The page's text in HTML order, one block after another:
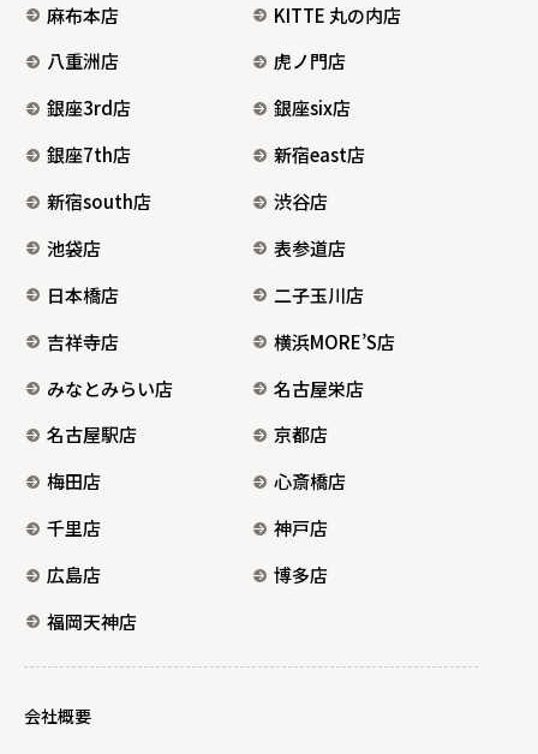
麻布本店
KITTE 丸の内店
八重洲店
虎ノ門店
銀座3rd店
銀座six店
銀座7th店
新宿east店
新宿south店
渋谷店
池袋店
表参道店
日本橋店
二子玉川店
吉祥寺店
横浜MORE’S店
みなとみらい店
名古屋栄店
名古屋駅店
京都店
梅田店
心斎橋店
千里店
神戸店
広島店
博多店
福岡天神店
会社概要